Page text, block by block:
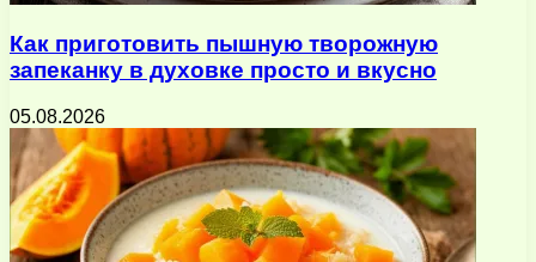
Как приготовить пышную творожную
запеканку в духовке просто и вкусно
05.08.2026